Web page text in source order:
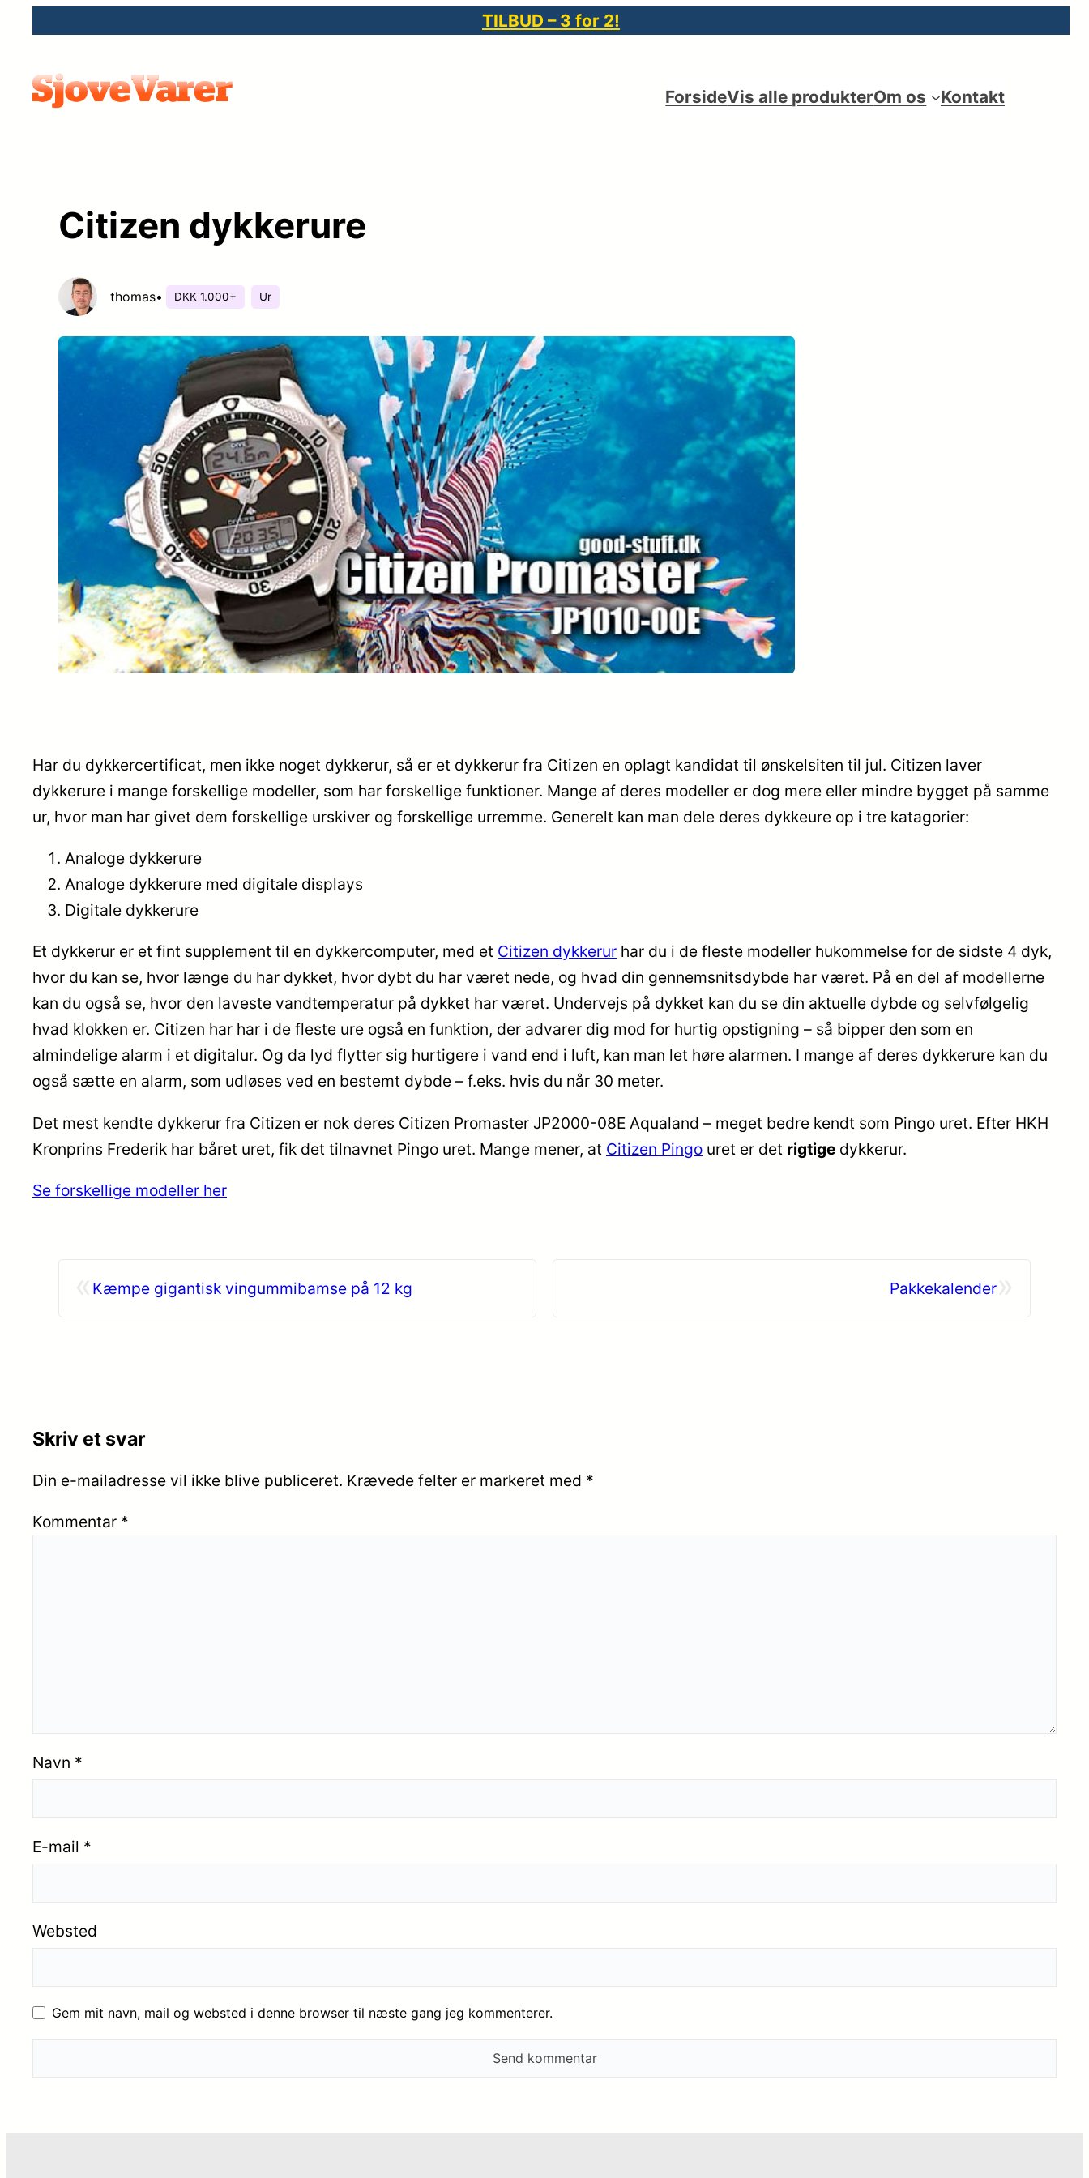
indhold
TILBUD – 3 for 2!
ForsideVis alle produkterOm os Kontakt
Citizen dykkerure
thomas• DKK 1.000+ Ur
Har du dykkercertificat, men ikke noget dykkerur, så er et dykkerur fra Citizen en oplagt kandidat til ønskelsiten til jul. Citizen laver
dykkerure i mange forskellige modeller, som har forskellige funktioner. Mange af deres modeller er dog mere eller mindre bygget på samme
ur, hvor man har givet dem forskellige urskiver og forskellige urremme. Generelt kan man dele deres dykkeure op i tre katagorier:
Analoge dykkerure
Analoge dykkerure med digitale displays
Digitale dykkerure
Et dykkerur er et fint supplement til en dykkercomputer, med et Citizen dykkerur har du i de fleste modeller hukommelse for de sidste 4 dyk,
hvor du kan se, hvor længe du har dykket, hvor dybt du har været nede, og hvad din gennemsnitsdybde har været. På en del af modellerne
kan du også se, hvor den laveste vandtemperatur på dykket har været. Undervejs på dykket kan du se din aktuelle dybde og selvfølgelig
hvad klokken er. Citizen har har i de fleste ure også en funktion, der advarer dig mod for hurtig opstigning – så bipper den som en
almindelige alarm i et digitalur. Og da lyd flytter sig hurtigere i vand end i luft, kan man let høre alarmen. I mange af deres dykkerure kan du
også sætte en alarm, som udløses ved en bestemt dybde – f.eks. hvis du når 30 meter.
Det mest kendte dykkerur fra Citizen er nok deres Citizen Promaster JP2000-08E Aqualand – meget bedre kendt som Pingo uret. Efter HKH
Kronprins Frederik har båret uret, fik det tilnavnet Pingo uret. Mange mener, at Citizen Pingo uret er det rigtige dykkerur.
Se forskellige modeller her
Kæmpe gigantisk vingummibamse på 12 kg Pakkekalender
Skriv et svar
Din e-mailadresse vil ikke blive publiceret. Krævede felter er markeret med *
Kommentar *
Navn *
E-mail *
Websted
Gem mit navn, mail og websted i denne browser til næste gang jeg kommenterer.